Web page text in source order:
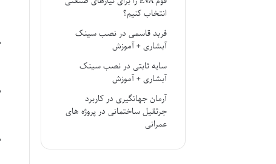
انتخاب کنیم؟
فربد قاسمی درنصب سینک
آبشاری + آموزش
سایه ثابتی درنصب سینک
آبشاری + آموزش
آرمان جهانگیری درکاربرد
جرثقیل ساختمانی در پروژه های
عمرانی